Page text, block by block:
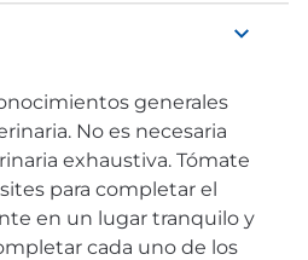
generales
No es necesaria
exhaustiva. Tómate
para completar el
en un lugar tranquilo y
cada uno de los